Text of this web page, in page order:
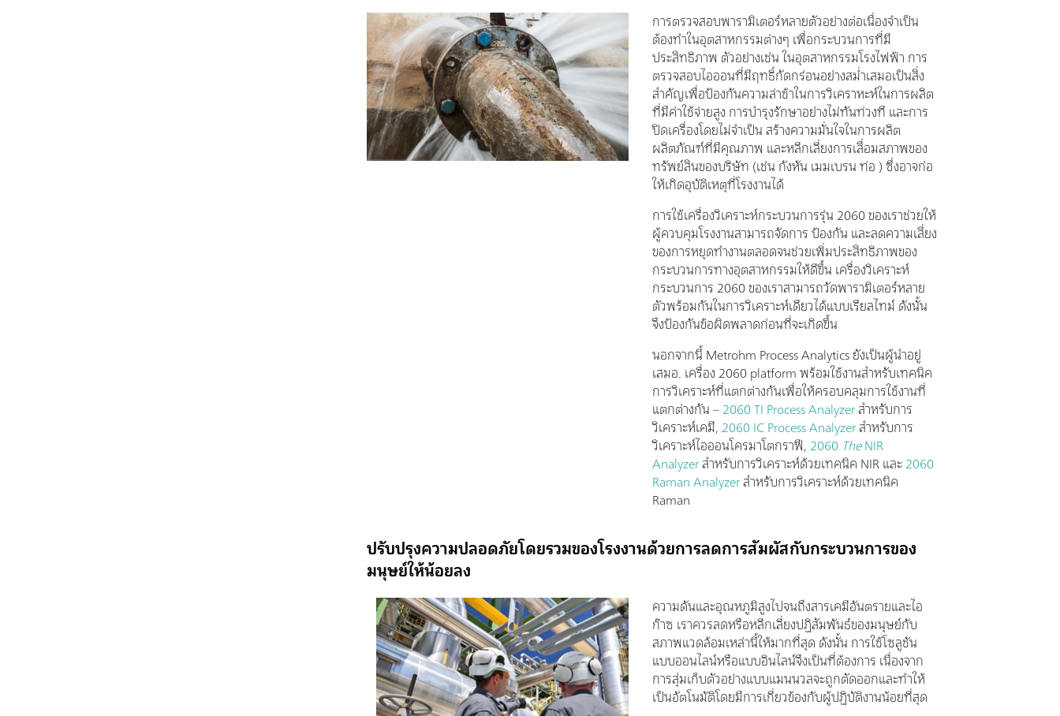
การตรวจสอบพารามิเตอร์หลายตัวอย่างต่อเนื่องจำเป็น
ต้องทำในอุตสาหกรรมต่างๆ เพื่อกระบวนการที่มี
ประสิทธิภาพ ตัวอย่างเช่น ในอุตสาหกรรมโรงไฟฟ้า การ
ตรวจสอบไอออนที่มีฤทธิ์กัดกร่อนอย่างสม่ำเสมอเป็นสิ่ง
สำคัญเพื่อป้องกันความล่าช้าในการวิเคราหะห์ในการผลิต
ที่มีค่าใช้จ่ายสูง การบำรุงรักษาอย่างไม่ทันท่วงที และการ
ปิดเครื่องโดยไม่จำเป็น สร้างความมั่นใจในการผลิต
ผลิตภัณฑ์ที่มีคุณภาพ และหลีกเลี่ยงการเสื่อมสภาพของ
ทรัพย์สินของบริษัท (เช่น กังหัน เมมเบรน ท่อ ) ซึ่งอาจก่อ
ให้เกิดอุบัติเหตุที่โรงงานได้
การใช้เครื่องวิเคราะห์กระบวนการรุ่น 2060 ของเราช่วยให้
ผู้ควบคุมโรงงานสามารถจัดการ ป้องกัน และลดความเสี่ยง
ของการหยุดทำงานตลอดจนช่วยเพิ่มประสิทธิภาพของ
กระบวนการทางอุตสาหกรรมให้ดีขึ้น เครื่องวิเคราะห์
กระบวนการ 2060 ของเราสามารถวัดพารามิเตอร์หลาย
ตัวพร้อมกันในการวิเคราะห์เดียวได้แบบเรียลไทม์ ดังนั้น
จึงป้องกันข้อผิดพลาดก่อนที่จะเกิดขึ้น
นอกจากนี้ Metrohm Process Analytics ยังเป็นผู้นำอยู่
เสมอ. เครื่อง 2060 platform พร้อมใช้งานสำหรับเทคนิค
การวิเคราะห์ที่แตกต่างกันเพื่อให้ครอบคลุมการใช้งานที่
แตกต่างกัน –2060 TI Process Analyzerสำหรับการ
วิเคราะห์เคมี, 2060 IC Process Analyzerสำหรับการ
วิเคราะห์ไอออนโครมาโตกราฟี, 2060 TheNIR
Analyzerสำหรับการวิเคราะห์ด้วยเทคนิค NIR และ2060
Raman Analyzerสำหรับการวิเคราะห์ด้วยเทคนิค
Raman
ปรับปรุงความปลอดภัยโดยรวมของโรงงานด้วยการลดการสัมผัสกับกระบวนการของ
มนุษย์ให้น้อยลง
ความดันและอุณหภูมิสูงไปจนถึงสารเคมีอันตรายและไอ
ก๊าซ เราควรลดหรือหลีกเลี่ยงปฏิสัมพันธ์ของมนุษย์กับ
สภาพแวดล้อมเหล่านี้ให้มากที่สุด ดังนั้น การใช้โซลูชัน
แบบออนไลน์หรือแบบอินไลน์จึงเป็นที่ต้องการ เนื่องจาก
การสุ่มเก็บตัวอย่างแบบแมนนวลจะถูกตัดออกและทำให้
เป็นอัตโนมัติโดยมีการเกี่ยวข้องกับผู้ปฏิบัติงานน้อยที่สุด